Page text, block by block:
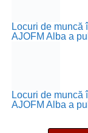
Locuri de
AJOFM Alba a
Locuri de
AJOFM Alba a